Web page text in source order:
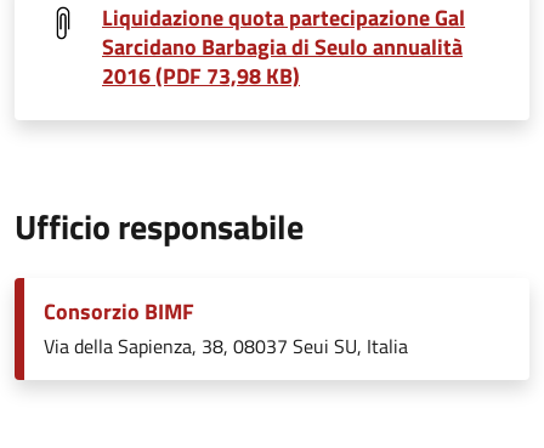
Liquidazione quota partecipazione Gal
Sarcidano Barbagia di Seulo annualità
2016 (PDF 73,98 KB)
Ufficio responsabile
Consorzio BIMF
Via della Sapienza, 38, 08037 Seui SU, Italia